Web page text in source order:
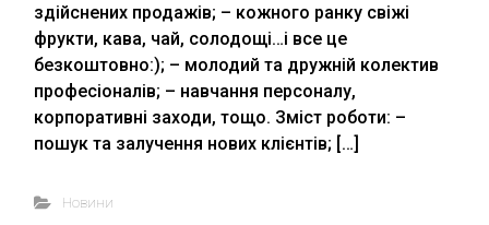
здійснених продажів; – кожного ранку свіжі
фрукти, кава, чай, солодощі…і все це
безкоштовно:); – молодий та дружній колектив
професіоналів; – навчання персоналу,
корпоративні заходи, тощо. Зміст роботи: –
пошук та залучення нових клієнтів; […]
Новини